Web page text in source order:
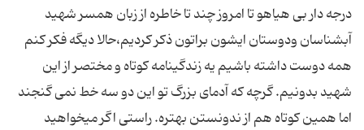
درجه دار بی هیاهو تا امروز چند تا خاطره از زبان همسر شهید
آبشناسان ودوستان ایشون براتون ذکر کردیم،حالا دیگه فکر کنم
همه دوست داشته باشیم یه زندگینامه کوتاه و مختصر از این
شهید بدونیم. گرچه که آدمای بزرگ تو این دو سه خط نمی گنجند
اما همین کوتاه هم از ندونستن بهتره. راستی اگر میخواهید